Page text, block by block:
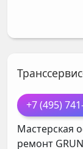
+7 (495)
Мастерская
ремонт